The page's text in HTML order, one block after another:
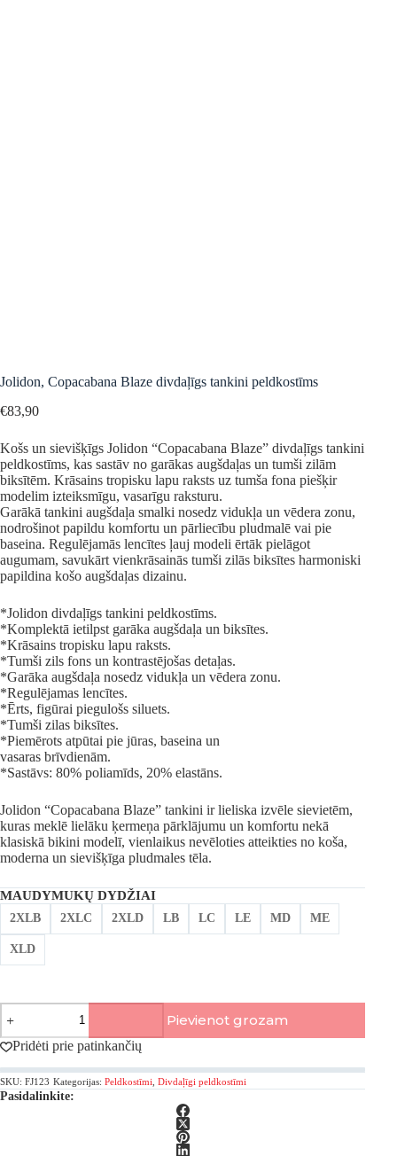
Jolidon, Copacabana Blaze divdaļīgs tankini peldkostīms
€83,90
Košs un sievišķīgs Jolidon “Copacabana Blaze” divdaļīgs tankini
peldkostīms, kas sastāv no garākas augšdaļas un tumši zilām
biksītēm. Krāsains tropisku lapu raksts uz tumša fona piešķir
modelim izteiksmīgu, vasarīgu raksturu.
Garākā tankini augšdaļa smalki nosedz vidukļa un vēdera zonu,
nodrošinot papildu komfortu un pārliecību pludmalē vai pie
baseina. Regulējamās lencītes ļauj modeli ērtāk pielāgot
augumam, savukārt vienkrāsainās tumši zilās biksītes harmoniski
papildina košo augšdaļas dizainu.
*Jolidon divdaļīgs tankini peldkostīms.
*Komplektā ietilpst garāka augšdaļa un biksītes.
*Krāsains tropisku lapu raksts.
*Tumši zils fons un kontrastējošas detaļas.
*Garāka augšdaļa nosedz vidukļa un vēdera zonu.
*Regulējamas lencītes.
*Ērts, figūrai piegulošs siluets.
*Tumši zilas biksītes.
*Piemērots atpūtai pie jūras, baseina un
vasaras brīvdienām.
*Sastāvs: 80% poliamīds, 20% elastāns.
Jolidon “Copacabana Blaze” tankini ir lieliska izvēle sievietēm,
kuras meklē lielāku ķermeņa pārklājumu un komfortu nekā
klasiskā bikini modelī, vienlaikus nevēloties atteikties no koša,
moderna un sievišķīga pludmales tēla.
MAUDYMUKŲ DYDŽIAI
2XLB 2XLC 2XLD LB LC LE MD ME
XLD
Jolidon,
Copacabana
Blaze
divdaļīgs
tankini
peldkostīms
daudzums
Pievienot grozam
Pridėti prie patinkančių
SKU: FJ123 Kategorijas: Peldkostīmi Divdaļīgi peldkostīmi
Pasidalinkite: